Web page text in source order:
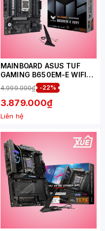
MAINBOARD ASUS TUF
GAMING B650EM-E WIFI
DDR5 (BLUETOOTH)
4.999.000₫ -22%
3.879.000₫
Liên hệ